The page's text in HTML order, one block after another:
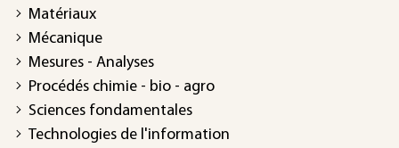
Matériaux
Mécanique
Mesures - Analyses
Procédés chimie - bio - agro
Sciences fondamentales
Technologies de l'information